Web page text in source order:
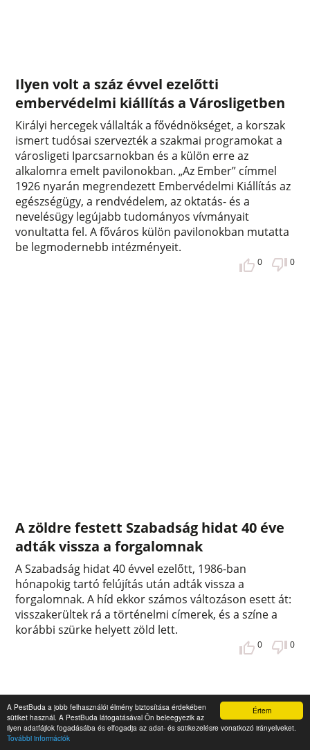
Értem
A PestBuda a jobb felhasználói élmény biztosítása érdekében
sütiket használ. A PestBuda látogatásával Ön beleegyezik az
ilyen adatfájlok fogadásába és elfogadja az adat- és sütikezelésre vonatkozó irányelveket.
További információk
Ilyen volt a száz évvel ezelőtti
embervédelmi kiállítás a Városligetben
Királyi hercegek vállalták a fővédnökséget, a korszak
ismert tudósai szervezték a szakmai programokat a
városligeti Iparcsarnokban és a külön erre az
alkalomra emelt pavilonokban. „Az Ember” címmel
1926 nyarán megrendezett Embervédelmi Kiállítás az
egészségügy, a rendvédelem, az oktatás- és a
nevelésügy legújabb tudományos vívmányait
vonultatta fel. A főváros külön pavilonokban mutatta
be legmodernebb intézményeit.
0 0
A zöldre festett Szabadság hidat 40 éve
adták vissza a forgalomnak
A Szabadság hidat 40 évvel ezelőtt, 1986-ban
hónapokig tartó felújítás után adták vissza a
forgalomnak. A híd ekkor számos változáson esett át:
visszakerültek rá a történelmi címerek, és a színe a
korábbi szürke helyett zöld lett.
0 0